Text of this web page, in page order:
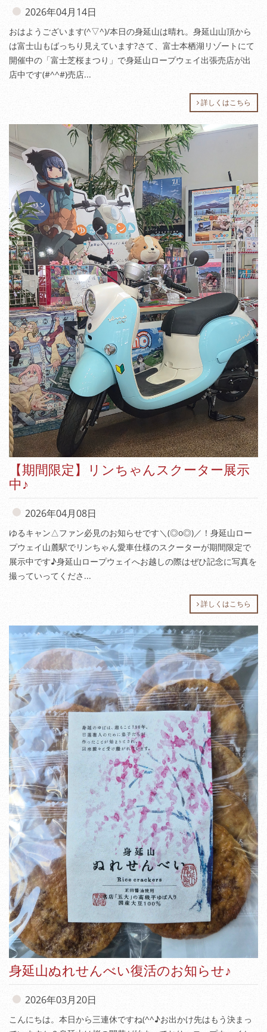
2026年04月14日
おはようございます(^▽^)/本日の身延山は晴れ。身延山山頂から
は富士山もばっちり見えています?さて、富士本栖湖リゾートにて
開催中の「富士芝桜まつり」で身延山ロープウェイ出張売店が出
店中です(#^^#)売店...
詳しくはこちら
【期間限定】リンちゃんスクーター展示
中♪
2026年04月08日
ゆるキャン△ファン必見のお知らせです＼(◎o◎)／！身延山ロー
プウェイ山麓駅でリンちゃん愛車仕様のスクーターが期間限定で
展示中です♪身延山ロープウェイへお越しの際はぜひ記念に写真を
撮っていってくださ...
詳しくはこちら
身延山ぬれせんべい復活のお知らせ♪
2026年03月20日
こんにちは。本日から三連休ですね(^^♪お出かけ先はもう決まっ